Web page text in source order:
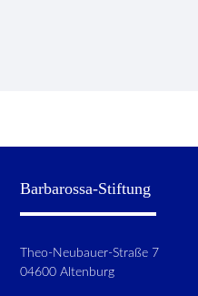
Barbarossa-Stiftung
Theo-Neubauer-Straße 7
04600 Altenburg